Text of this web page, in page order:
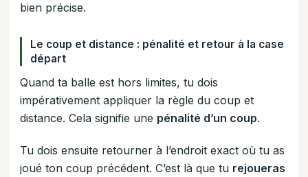
bien précise.
Le coup et distance : pénalité et retour à la case
départ
Quand ta balle est hors limites, tu dois
impérativement appliquer la règle du coup et
distance. Cela signifie une pénalité d’un coup.
Tu dois ensuite retourner à l’endroit exact où tu as
joué ton coup précédent. C’est là que tu rejoueras